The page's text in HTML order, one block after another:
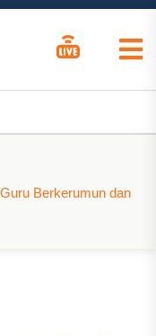
Berkerumun dan